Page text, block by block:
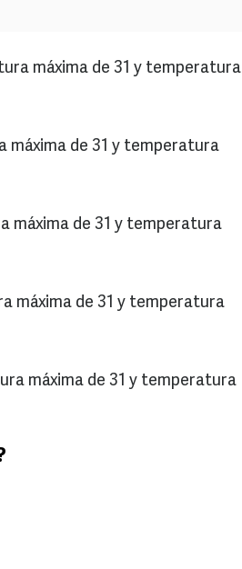
máxima de 31 y temperatura
máxima de 31 y temperatura
máxima de 31 y temperatura
máxima de 31 y temperatura
máxima de 31 y temperatura